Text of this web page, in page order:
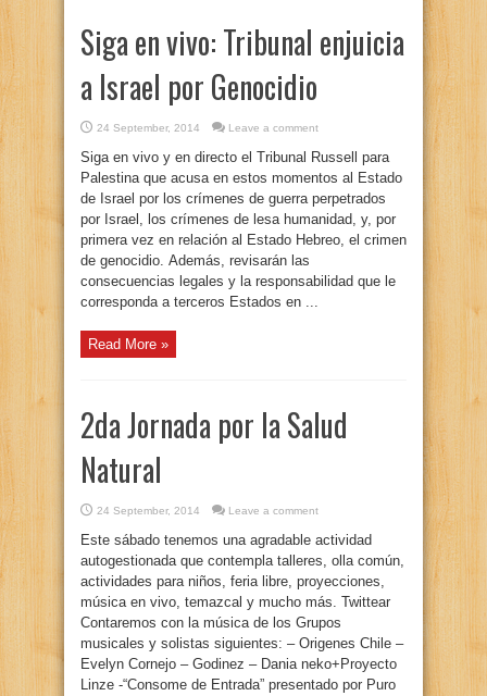
Siga en vivo: Tribunal enjuicia
a Israel por Genocidio
24 September, 2014 Leave a comment
Siga en vivo y en directo el Tribunal Russell para
Palestina que acusa en estos momentos al Estado
de Israel por los crímenes de guerra perpetrados
por Israel, los crímenes de lesa humanidad, y, por
primera vez en relación al Estado Hebreo, el crimen
de genocidio. Además, revisarán las
consecuencias legales y la responsabilidad que le
corresponda a terceros Estados en ...
Read More »
2da Jornada por la Salud
Natural
24 September, 2014 Leave a comment
Este sábado tenemos una agradable actividad
autogestionada que contempla talleres, olla común,
actividades para niños, feria libre, proyecciones,
música en vivo, temazcal y mucho más. Twittear
Contaremos con la música de los Grupos
musicales y solistas siguientes: – Origenes Chile –
Evelyn Cornejo – Godinez – Dania neko+Proyecto
Linze -“Consome de Entrada” presentado por Puro